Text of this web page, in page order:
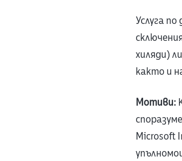
Услуга
хиляди)
както и
Мотиви:
Microsoft